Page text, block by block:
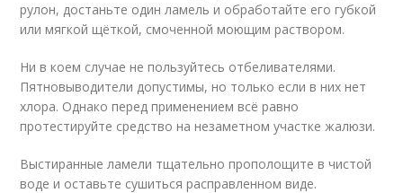
рулон, достаньте один ламель и обработайте его губкой
или мягкой щёткой, смоченной моющим раствором.
Ни в коем случае не пользуйтесь отбеливателями.
Пятновыводители допустимы, но только если в них нет
хлора. Однако перед применением всё равно
протестируйте средство на незаметном участке жалюзи.
Выстиранные ламели тщательно прополощите в чистой
воде и оставьте сушиться расправленном виде.